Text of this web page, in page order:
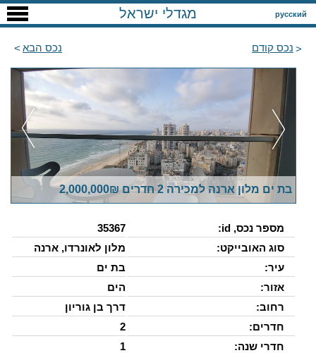
русский מגדלי ישראל
נכס קודם נכס הבא
בת ים מלון ארנה למכירה 2 חדרים 2,000,000₪
מספר נכס, id:
35367
סוג האובייקט:
מלון לאונרדו, ארנה
עיר:
בת ים
אזור:
הים
רחוב:
דרך בן גוריון
חדרים:
2
חדרי שנה:
1